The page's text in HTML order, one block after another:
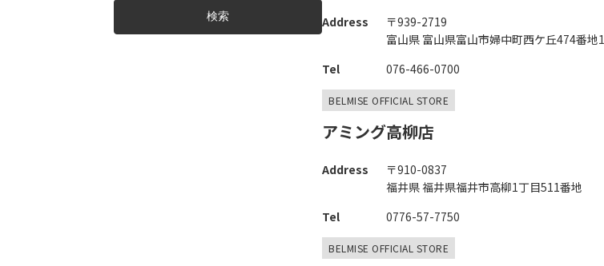
検索 Address
〒939-2719
富山県 富山県富山市婦中町西ケ丘474番地1
Tel
076-466-0700
BELMISE OFFICIAL STORE
アミング高柳店
Address
〒910-0837
福井県 福井県福井市高柳1丁目511番地
Tel
0776-57-7750
BELMISE OFFICIAL STORE